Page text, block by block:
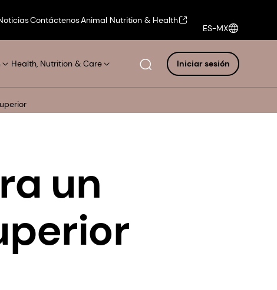
ContáctenosAnimal Nutrition & Health
ES-MX
Health, Nutrition & Care Iniciar sesión
un